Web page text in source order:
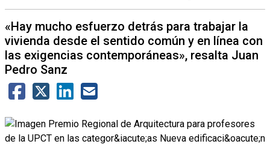
«Hay mucho esfuerzo detrás para trabajar la
vivienda desde el sentido común y en línea con
las exigencias contemporáneas», resalta Juan
Pedro Sanz